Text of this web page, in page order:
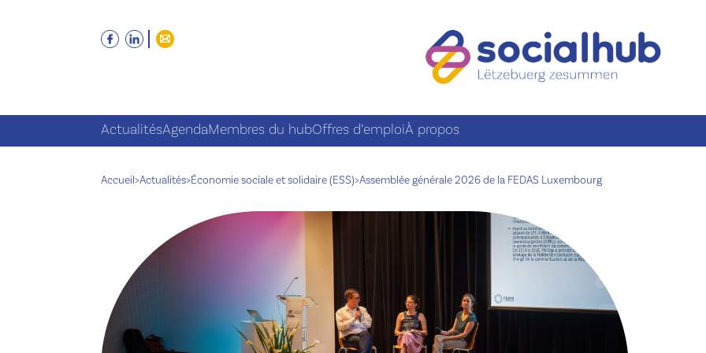
ActualitésAgendaMembres du hubOffres d’emploiÀ propos
Accueil>Actualités>Économie sociale et solidaire (ESS)>Assemblée générale 2026 de la FEDAS Luxembourg